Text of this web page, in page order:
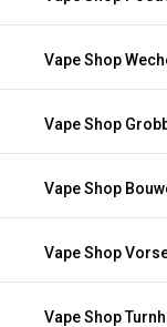
Vape Shop
Vape Shop
Vape Shop
Vape Shop
Vape Shop